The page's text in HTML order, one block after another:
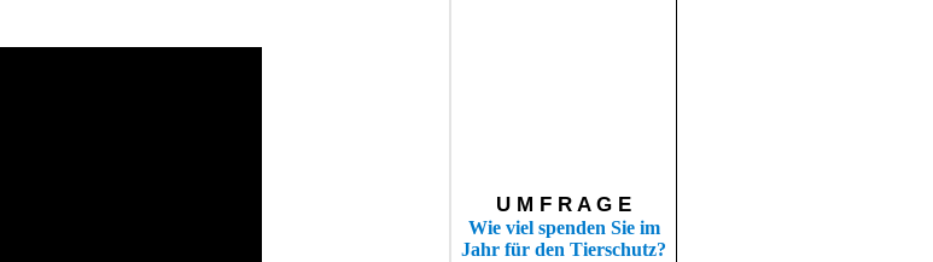
U M F R A G E
Wie viel spenden Sie im
Jahr für den Tierschutz?